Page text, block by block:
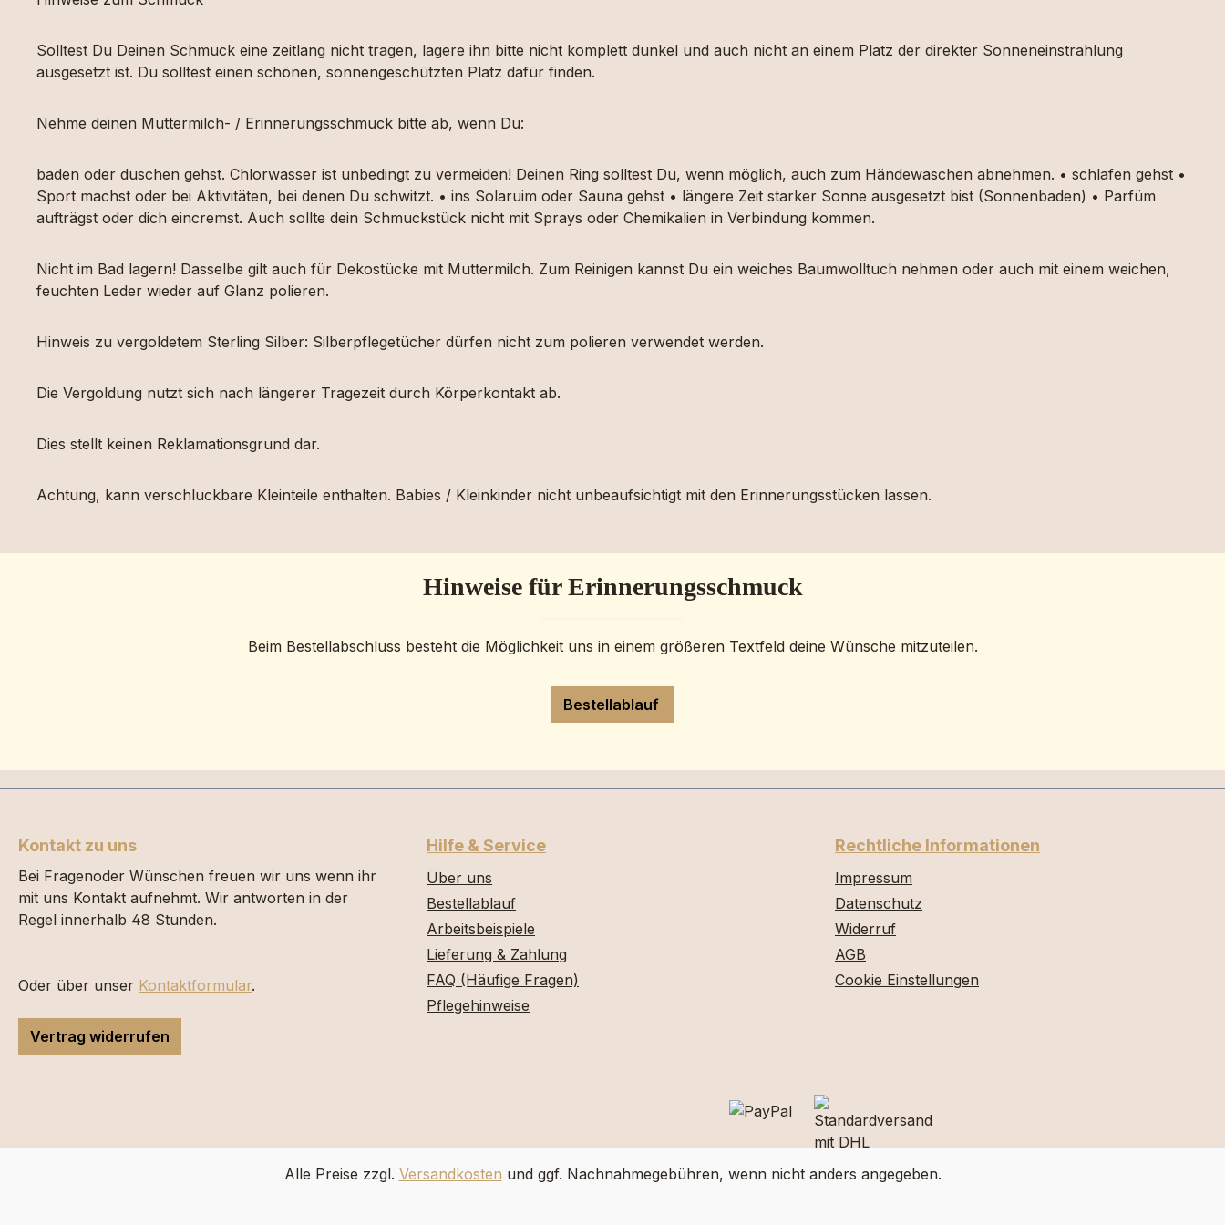
Solltest Du Deinen Schmuck eine zeitlang nicht tragen, lagere ihn bitte nicht komplett dunkel und auch nicht an einem Platz der direkter Sonneneinstrahlung
ausgesetzt ist. Du solltest einen schönen, sonnengeschützten Platz dafür finden.
Nehme deinen Muttermilch- / Erinnerungsschmuck bitte ab, wenn Du:
baden oder duschen gehst. Chlorwasser ist unbedingt zu vermeiden! Deinen Ring solltest Du, wenn möglich, auch zum Händewaschen abnehmen. • schlafen gehst •
Sport machst oder bei Aktivitäten, bei denen Du schwitzt. • ins Solaruim oder Sauna gehst • längere Zeit starker Sonne ausgesetzt bist (Sonnenbaden) • Parfüm
aufträgst oder dich eincremst. Auch sollte dein Schmuckstück nicht mit Sprays oder Chemikalien in Verbindung kommen.
Nicht im Bad lagern! Dasselbe gilt auch für Dekostücke mit Muttermilch. Zum Reinigen kannst Du ein weiches Baumwolltuch nehmen oder auch mit einem weichen,
feuchten Leder wieder auf Glanz polieren.
Hinweis zu vergoldetem Sterling Silber: Silberpflegetücher dürfen nicht zum polieren verwendet werden.
Die Vergoldung nutzt sich nach längerer Tragezeit durch Körperkontakt ab.
Dies stellt keinen Reklamationsgrund dar.
Achtung, kann verschluckbare Kleinteile enthalten. Babies / Kleinkinder nicht unbeaufsichtigt mit den Erinnerungsstücken lassen.
Hinweise für Erinnerungsschmuck
Beim Bestellabschluss besteht die Möglichkeit uns in einem größeren Textfeld deine Wünsche mitzuteilen.
Bestellablauf
Kontakt zu uns
Bei Fragenoder Wünschen freuen wir uns wenn ihr
mit uns Kontakt aufnehmt. Wir antworten in der
Regel innerhalb 48 Stunden.
Oder über unser Kontaktformular.
Vertrag widerrufen
Hilfe & Service
Über uns
Bestellablauf
Arbeitsbeispiele
Lieferung & Zahlung
FAQ (Häufige Fragen)
Pflegehinweise
Rechtliche Informationen
Impressum
Datenschutz
Widerruf
AGB
Cookie Einstellungen
Alle Preise zzgl. Versandkosten und ggf. Nachnahmegebühren, wenn nicht anders angegeben.